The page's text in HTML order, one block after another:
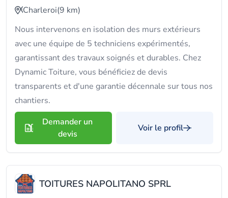
Charleroi(9 km)
Nous intervenons en isolation des murs extérieurs
avec une équipe de 5 techniciens expérimentés,
garantissant des travaux soignés et durables. Chez
Dynamic Toiture, vous bénéficiez de devis
transparents et d'une garantie décennale sur tous nos
chantiers.
Demander un
devis
Voir le profil
TOITURES NAPOLITANO SPRL